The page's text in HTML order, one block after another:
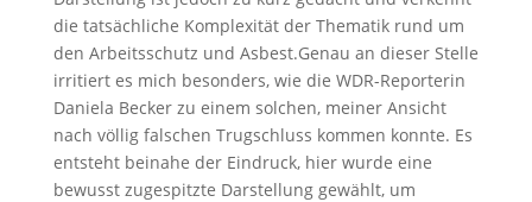
die tatsächliche Komplexität der Thematik rund um
den Arbeitsschutz und Asbest.Genau an dieser Stelle
irritiert es mich besonders, wie die WDR-Reporterin
Daniela Becker zu einem solchen, meiner Ansicht
nach völlig falschen Trugschluss kommen konnte. Es
entsteht beinahe der Eindruck, hier wurde eine
bewusst zugespitzte Darstellung gewählt, um